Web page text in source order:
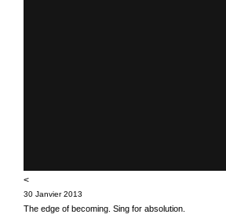
<
30 Janvier 2013
The edge of becoming. Sing for absolution.